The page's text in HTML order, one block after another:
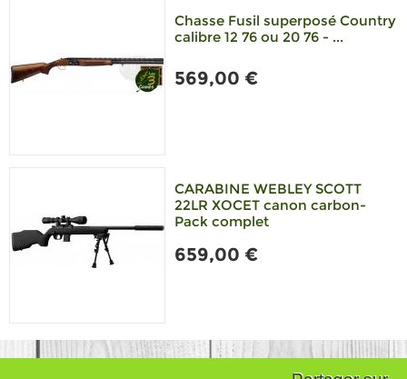
Chasse Fusil superposé Country
calibre 12 76 ou 20 76 - ...
569,00 €
CARABINE WEBLEY SCOTT
22LR XOCET canon carbon-
Pack complet
659,00 €